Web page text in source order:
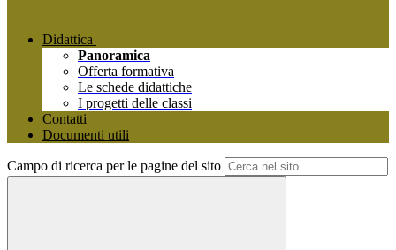
Didattica
Panoramica
Offerta formativa
Le schede didattiche
I progetti delle classi
Contatti
Documenti utili
Campo di ricerca per le pagine del sito